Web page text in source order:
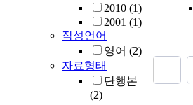
2010 (1)
2001 (1)
작성언어
영어 (2)
자료형태
단행본
(2)